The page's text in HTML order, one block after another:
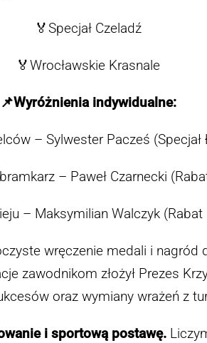
🏅Specjał Czeladź
🏅Wrocławskie Krasnale
📌Wyróżnienia indywidualne:
– Sylwester Pacześ (Specjał
– Paweł Czarnecki
– Maksymilian Walczyk (Rabat
wręczenie medali i nagród
zawodnikom złożył Prezes
oraz wymiany wrażeń z
i sportową postawę.